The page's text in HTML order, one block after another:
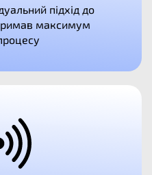
підхід до
максимум